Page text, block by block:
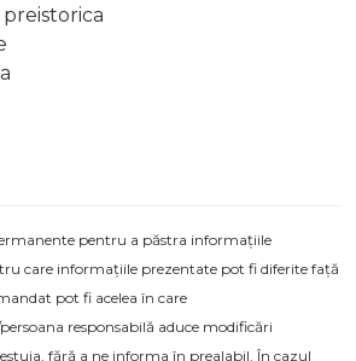
preistorica
pentru a păstra informațiile
care informațiile prezentate pot fi diferite față
pot fi acelea în care
responsabilă aduce modificări
fără a ne informa în prealabil. În cazul